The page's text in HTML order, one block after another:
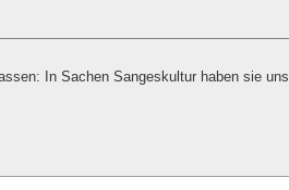
In Sachen Sangeskultur haben sie uns